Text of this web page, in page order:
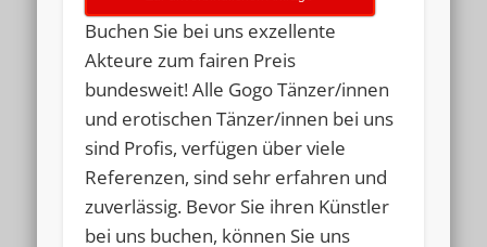
Buchen Sie bei uns exzellente
Akteure zum fairen Preis
bundesweit! Alle Gogo Tänzer/innen
und erotischen Tänzer/innen bei uns
sind Profis, verfügen über viele
Referenzen, sind sehr erfahren und
zuverlässig. Bevor Sie ihren Künstler
bei uns buchen, können Sie uns